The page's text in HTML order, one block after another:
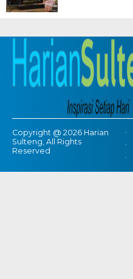
Copyright @ 2026 Harian
Sulteng, All Rights
Reserved